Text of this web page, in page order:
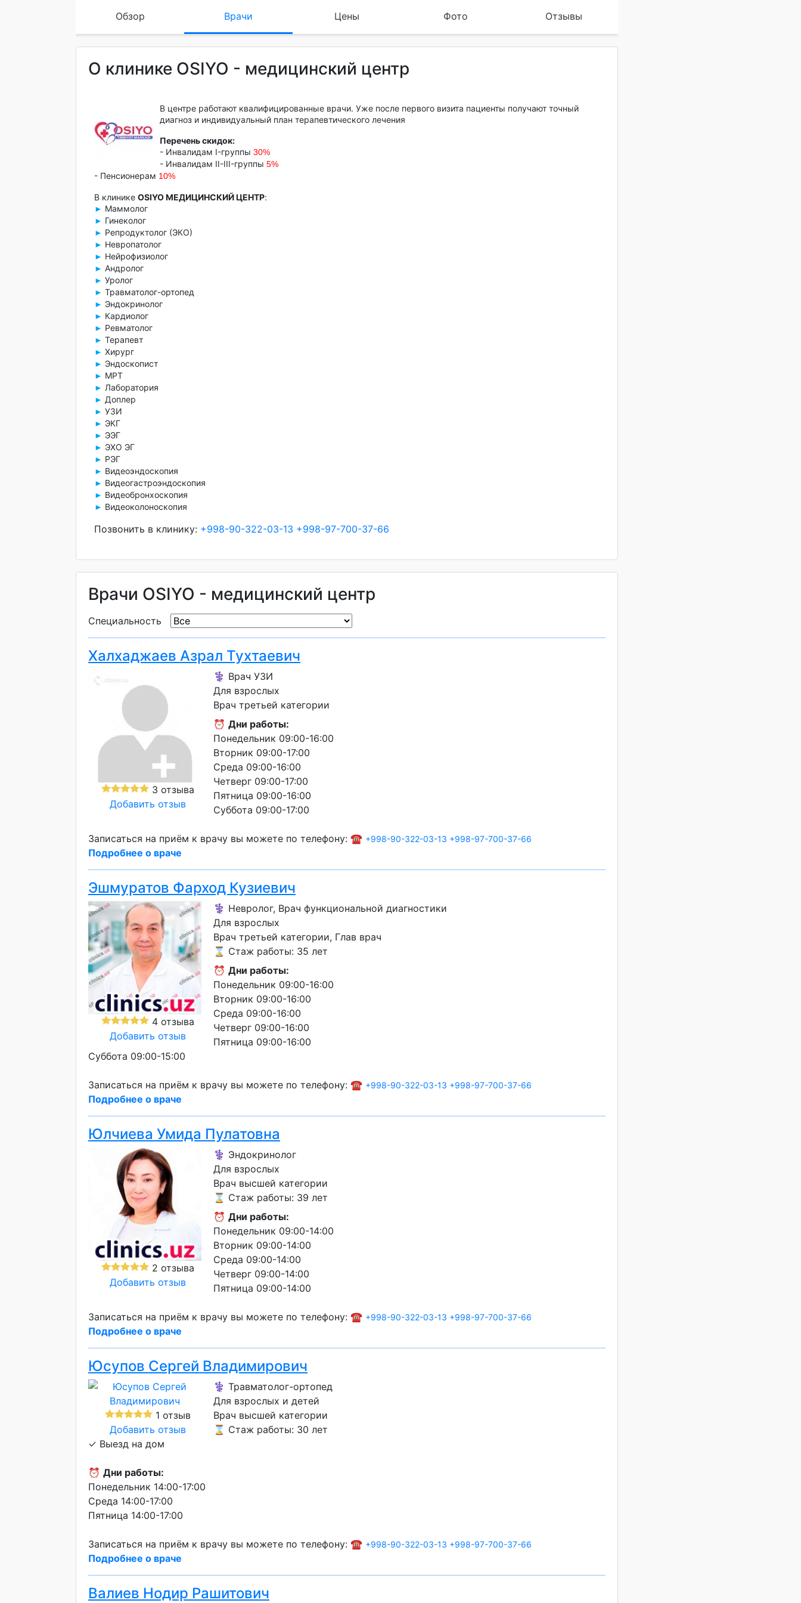
Обзор Врачи Цены Фото Отзывы
О клинике OSIYO - медицинский центр
В центре работают квалифицированные врачи. Уже после первого визита пациенты получают точный
диагноз и индивидуальный план терапевтического лечения
Перечень скидок:
- Инвалидам I-группы 30%
- Инвалидам II-III-группы 5%
- Пенсионерам 10%
В клинике OSIYO МЕДИЦИНСКИЙ ЦЕНТР:
► Маммолог
► Гинеколог
► Репродуктолог (ЭКО)
► Невропатолог
► Нейрофизиолог
► Андролог
► Уролог
► Травматолог-ортопед
► Эндокринолог
► Кардиолог
► Ревматолог
► Терапевт
► Хирург
► Эндоскопист
► МРТ
► Лаборатория
► Доплер
► УЗИ
► ЭКГ
► ЭЭГ
► ЭХО ЭГ
► РЭГ
► Видеоэндоскопия
► Видеогастроэндоскопия
► Видеобронхоскопия
► Видеоколоноскопия
Позвонить в клинику: +998-90-322-03-13 +998-97-700-37-66
Врачи OSIYO - медицинский центр
Специальность
Халхаджаев Азрал Тухтаевич
3 отзыва
Добавить отзыв
⚕️ Врач УЗИ
Для взрослых
Врач третьей категории
⏰ Дни работы:
Понедельник 09:00-16:00
Вторник 09:00-17:00
Среда 09:00-16:00
Четверг 09:00-17:00
Пятница 09:00-16:00
Суббота 09:00-17:00
Записаться на приём к врачу вы можете по телефону: ☎️ +998-90-322-03-13 +998-97-700-37-66
Подробнее о враче
Эшмуратов Фарход Кузиевич
4 отзыва
Добавить отзыв
⚕️ Невролог, Врач функциональной диагностики
Для взрослых
Врач третьей категории Глав врач
⌛ Стаж работы: 35 лет
⏰ Дни работы:
Понедельник 09:00-16:00
Вторник 09:00-16:00
Среда 09:00-16:00
Четверг 09:00-16:00
Пятница 09:00-16:00
Суббота 09:00-15:00
Записаться на приём к врачу вы можете по телефону: ☎️ +998-90-322-03-13 +998-97-700-37-66
Подробнее о враче
Юлчиева Умида Пулатовна
2 отзыва
Добавить отзыв
⚕️ Эндокринолог
Для взрослых
Врач высшей категории
⌛ Стаж работы: 39 лет
⏰ Дни работы:
Понедельник 09:00-14:00
Вторник 09:00-14:00
Среда 09:00-14:00
Четверг 09:00-14:00
Пятница 09:00-14:00
Записаться на приём к врачу вы можете по телефону: ☎️ +998-90-322-03-13 +998-97-700-37-66
Подробнее о враче
Юсупов Сергей Владимирович
1 отзыв
Добавить отзыв
⚕️ Травматолог-ортопед
Для взрослых и детей
Врач высшей категории
⌛ Стаж работы: 30 лет
✓ Выезд на дом
⏰ Дни работы:
Понедельник 14:00-17:00
Среда 14:00-17:00
Пятница 14:00-17:00
Записаться на приём к врачу вы можете по телефону: ☎️ +998-90-322-03-13 +998-97-700-37-66
Подробнее о враче
Валиев Нодир Рашитович